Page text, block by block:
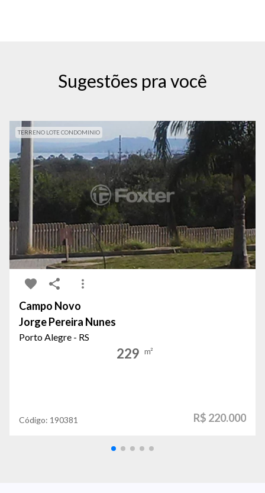
Sugestões pra você
TERRENO LOTE CONDOMINIO
Campo Novo
Jorge Pereira Nunes
Porto Alegre - RS
229 m²
Código: 190381 R$ 220.000